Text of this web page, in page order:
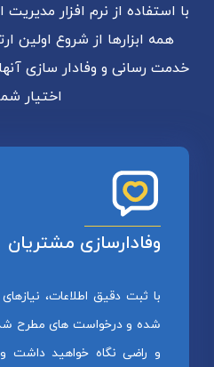
با استفاده از نرم افزار
همه ابزارها از شروع اولین
خدمت رسانی و وفادار سازی
اختیار
وفادارسازی مشتریان
با ثبت دقیق اطلاعات،
شده و درخواست های مطرح
و راضی نگاه خواهید داشت